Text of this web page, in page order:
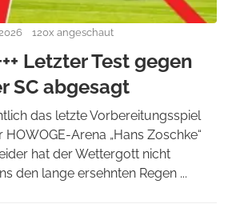
120x angeschaut
Letzter Test gegen
SC abgesagt
das letzte Vorbereitungsspiel
Arena „Hans Zoschke“
hat der Wettergott nicht
den lange ersehnten Regen ...